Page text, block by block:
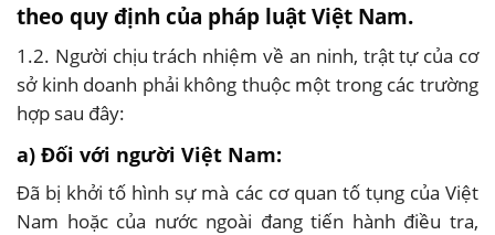
theo quy định của pháp luật Việt Nam.
1.2. Người chịu trách nhiệm về an ninh, trật tự của cơ
sở kinh doanh phải không thuộc một trong các trường
hợp sau đây:
a) Đối với người Việt Nam:
Đã bị khởi tố hình sự mà các cơ quan tố tụng của Việt
Nam hoặc của nước ngoài đang tiến hành điều tra,